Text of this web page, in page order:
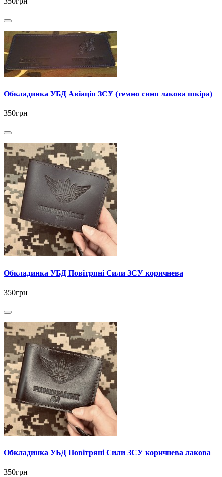
Обкладинка УБД Авіація ЗСУ (темно-синя лакова шкіра)
350грн
Обкладинка УБД Повітряні Сили ЗСУ коричнева
350грн
Обкладинка УБД Повітряні Сили ЗСУ коричнева лакова
350грн